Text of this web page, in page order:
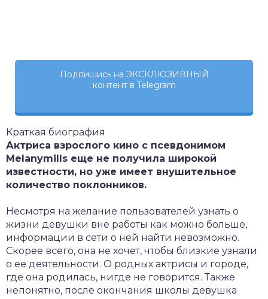
Подпишись на ЭКСКЛЮЗИВНЫЙ
контент в Telegram
Краткая биография
Актриса взрослого кино с псевдонимом
Melanymills еще не получила широкой
известности, но уже имеет внушительное
количество поклонников.
Несмотря на желание пользователей узнать о
жизни девушки вне работы как можно больше,
информации в сети о ней найти невозможно.
Скорее всего, она не хочет, чтобы близкие узнали
о ее деятельности. О родных актрисы и городе,
где она родилась, нигде не говорится. Также
непонятно, после окончания школы девушка